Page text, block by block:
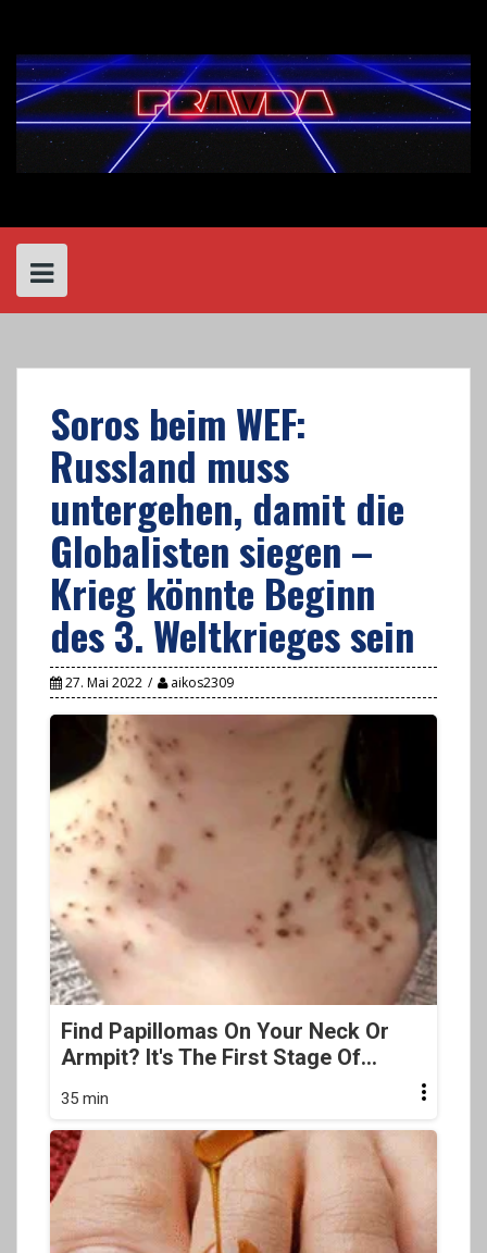
content
Soros beim WEF:
Russland muss
untergehen, damit die
Globalisten siegen –
Krieg könnte Beginn
des 3. Weltkrieges sein
27. Mai 2022 aikos2309
Find Papillomas On Your Neck Or
Armpit? It's The First Stage Of...
35 min